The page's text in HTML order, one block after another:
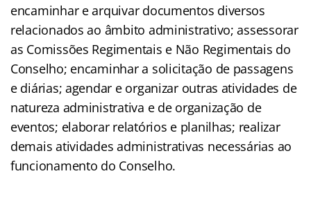
encaminhar e arquivar documentos diversos
relacionados ao âmbito administrativo; assessorar
as Comissões Regimentais e Não Regimentais do
Conselho; encaminhar a solicitação de passagens
e diárias; agendar e organizar outras atividades de
natureza administrativa e de organização de
eventos; elaborar relatórios e planilhas; realizar
demais atividades administrativas necessárias ao
funcionamento do Conselho.